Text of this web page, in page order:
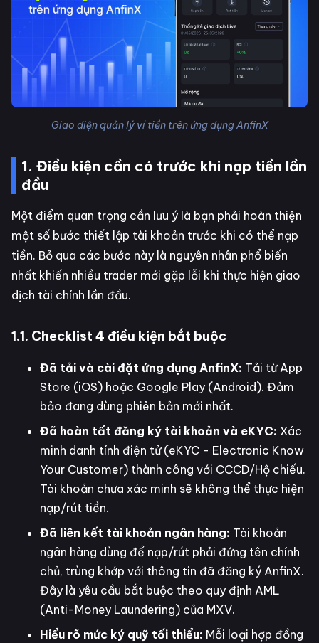
Giao diện quản lý ví tiền trên ứng dụng AnfinX
1. Điều kiện cần có trước khi nạp tiền lần
đầu
Một điểm quan trọng cần lưu ý là bạn phải hoàn thiện
một số bước thiết lập tài khoản trước khi có thể nạp
tiền. Bỏ qua các bước này là nguyên nhân phổ biến
nhất khiến nhiều trader mới gặp lỗi khi thực hiện giao
dịch tài chính lần đầu.
1.1. Checklist 4 điều kiện bắt buộc
Đã tải và cài đặt ứng dụng AnfinX: Tải từ App
Store (iOS) hoặc Google Play (Android). Đảm
bảo đang dùng phiên bản mới nhất.
Đã hoàn tất đăng ký tài khoản và eKYC: Xác
minh danh tính điện tử (eKYC - Electronic Know
Your Customer) thành công với CCCD/Hộ chiếu.
Tài khoản chưa xác minh sẽ không thể thực hiện
nạp/rút tiền.
Đã liên kết tài khoản ngân hàng: Tài khoản
ngân hàng dùng để nạp/rút phải đứng tên chính
chủ, trùng khớp với thông tin đã đăng ký AnfinX.
Đây là yêu cầu bắt buộc theo quy định AML
(Anti-Money Laundering) của MXV.
Hiểu rõ mức ký quỹ tối thiểu: Mỗi loại hợp đồng